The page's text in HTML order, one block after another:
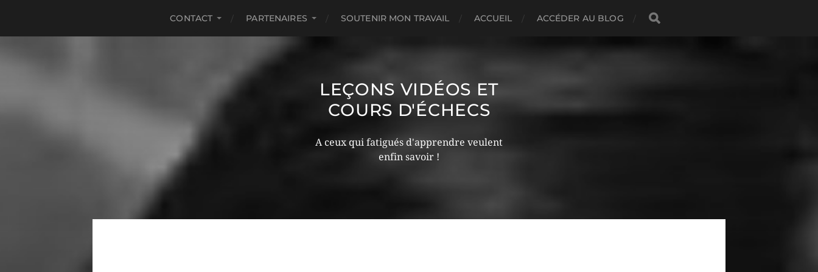
CONTACT PARTENAIRES SOUTENIR MON TRAVAIL ACCUEIL ACCÉDER AU BLOG
LEÇONS VIDÉOS ET
COURS D'ÉCHECS
A ceux qui fatigués d'apprendre veulent
enfin savoir !